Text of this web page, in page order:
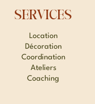
SERVICES
Location
Décoration
Coordination
Ateliers
Coaching